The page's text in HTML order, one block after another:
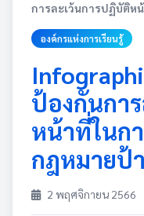
การละเว้นการปฏิบัติหน้
องค์กรแห่งการเรียนรู้
ป้องกันกา
หน้าที่ในก
กฎหมายป้
2 พฤศจิกายน 2566